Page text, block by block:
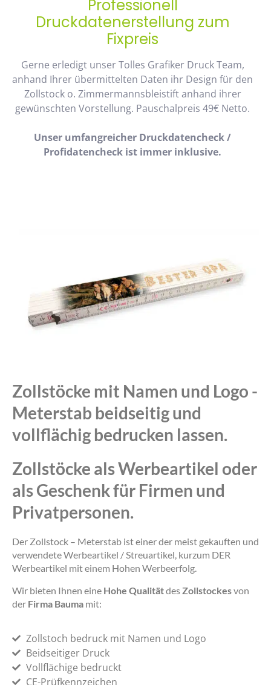
Professionell
Druckdatenerstellung zum
Fixpreis
Gerne erledigt unser Tolles Grafiker Druck Team,
anhand Ihrer übermittelten Daten ihr Design für den
Zollstock o. Zimmermannsbleistift anhand ihrer
gewünschten Vorstellung. Pauschalpreis 49€ Netto.
Unser umfangreicher Druckdatencheck /
Profidatencheck ist immer inklusive.
Zollstöcke mit Namen und Logo -
Meterstab beidseitig und
vollflächig bedrucken lassen.
Zollstöcke als Werbeartikel oder
als Geschenk für Firmen und
Privatpersonen.
Der Zollstock – Meterstab ist einer der meist gekauften und
verwendete Werbeartikel / Streuartikel, kurzum DER
Werbeartikel mit einem Hohen Werbeerfolg.
Wir bieten Ihnen eine Hohe Qualitätdes Zollstockesvon
der Firma Bauma mit:
Zollstoch bedruck mit Namen und Logo
Beidseitiger Druck
Vollflächige bedruckt
CE-Prüfkennzeichen